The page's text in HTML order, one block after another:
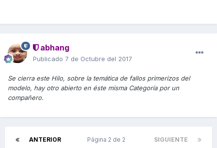
abhang
Publicado 7 de Octubre del 2017
Se cierra este Hilo, sobre la temática de fallos primerizos del
modelo, hay otro abierto en éste misma Categoría por un
compañero.
ANTERIOR SIGUIENTE
Página 2 de 2